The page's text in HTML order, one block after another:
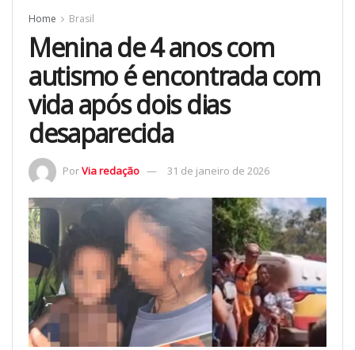
Home Brasil
Menina de 4 anos com
autismo é encontrada com
vida após dois dias
desaparecida
PorVia redação 31 de janeiro de 2026